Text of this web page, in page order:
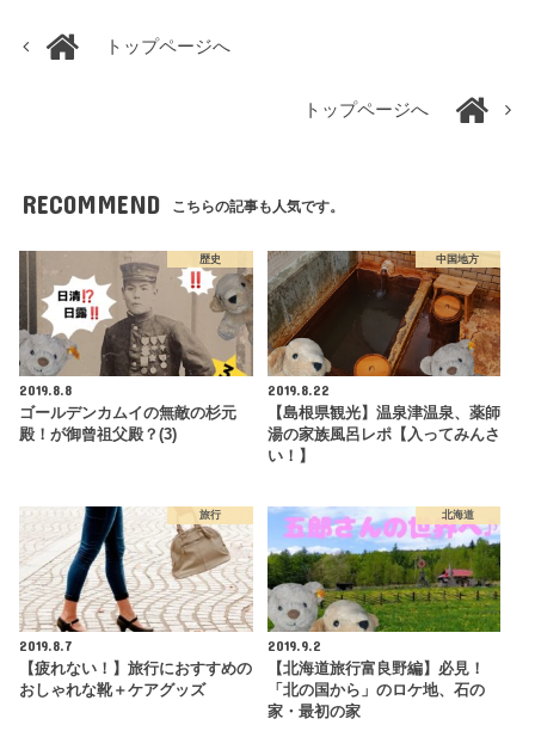
トップページへ
トップページへ
RECOMMEND こちらの記事も人気です。
歴史
2019.8.8
ゴールデンカムイの無敵の杉元
殿！が御曾祖父殿？(3)
中国地方
2019.8.22
【島根県観光】温泉津温泉、薬師
湯の家族風呂レポ【入ってみんさ
い！】
旅行
2019.8.7
【疲れない！】旅行におすすめの
おしゃれな靴＋ケアグッズ
北海道
2019.9.2
【北海道旅行富良野編】必見！
「北の国から」のロケ地、石の
家・最初の家